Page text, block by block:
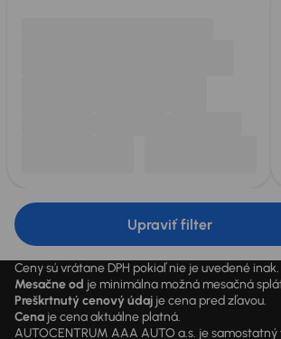
Upraviť filter
Ceny sú vrátane DPH pokiaľ nie je uvedené inak.
Mesačne od je minimálna možná mesačná
Preškrtnutý cenový údaj je cena pred zľavou.
Cena je cena aktuálne platná.
AUTOCENTRUM AAA AUTO a.s. je